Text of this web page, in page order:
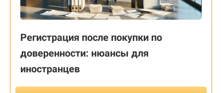
Регистрация после покупки по
доверенности: нюансы для
иностранцев